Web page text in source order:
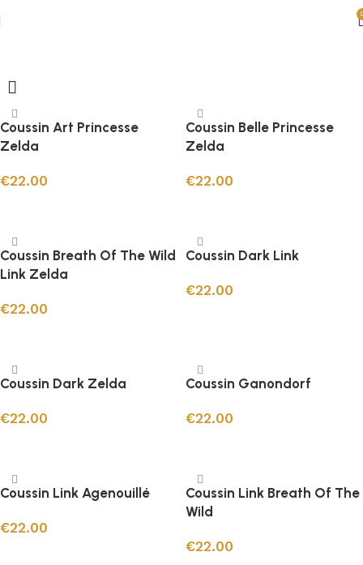
Coussin Art Princesse
Zelda
€22.00
Coussin Belle Princesse
Zelda
€22.00
Coussin Breath Of The Wild
Link Zelda
€22.00
Coussin Dark Link
€22.00
Coussin Dark Zelda
€22.00
Coussin Ganondorf
€22.00
Coussin Link Agenouillé
€22.00
Coussin Link Breath Of The
Wild
€22.00